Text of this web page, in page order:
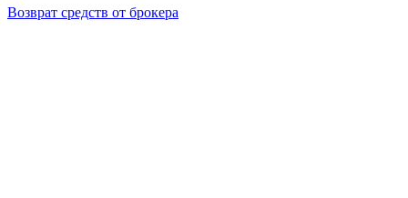
Возврат средств от брокера